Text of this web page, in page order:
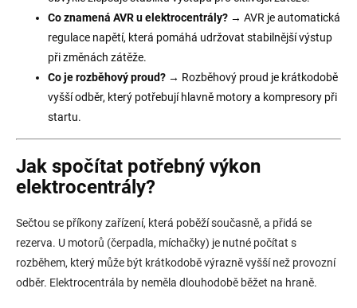
Co znamená AVR u elektrocentrály? → AVR je automatická
regulace napětí, která pomáhá udržovat stabilnější výstup
při změnách zátěže.
Co je rozběhový proud? → Rozběhový proud je krátkodobě
vyšší odběr, který potřebují hlavně motory a kompresory při
startu.
Jak spočítat potřebný výkon
elektrocentrály?
Sečtou se příkony zařízení, která poběží současně, a přidá se
rezerva. U motorů (čerpadla, míchačky) je nutné počítat s
rozběhem, který může být krátkodobě výrazně vyšší než provozní
odběr. Elektrocentrála by neměla dlouhodobě běžet na hraně.